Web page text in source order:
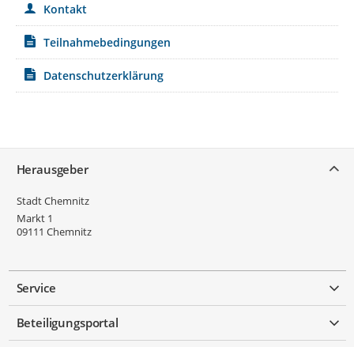
Kontakt
Teilnahmebedingungen
Datenschutzerklärung
Herausgeber
Stadt Chemnitz
Markt 1
09111 Chemnitz
Service
Beteiligungsportal